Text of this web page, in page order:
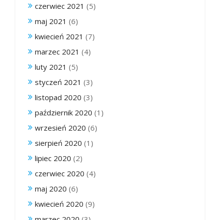
czerwiec 2021 (5)
maj 2021 (6)
kwiecień 2021 (7)
marzec 2021 (4)
luty 2021 (5)
styczeń 2021 (3)
listopad 2020 (3)
październik 2020 (1)
wrzesień 2020 (6)
sierpień 2020 (1)
lipiec 2020 (2)
czerwiec 2020 (4)
maj 2020 (6)
kwiecień 2020 (9)